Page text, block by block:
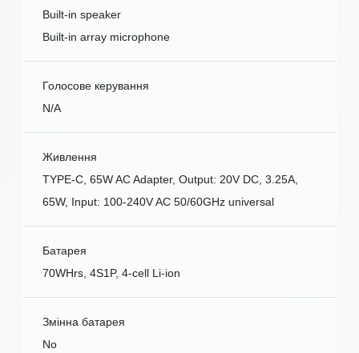
Built-in speaker
Built-in array microphone
Голосове керування
N/A
Живлення
TYPE-C, 65W AC Adapter, Output: 20V DC, 3.25A,
65W, Input: 100-240V AC 50/60GHz universal
Батарея
70WHrs, 4S1P, 4-cell Li-ion
Змінна батарея
No